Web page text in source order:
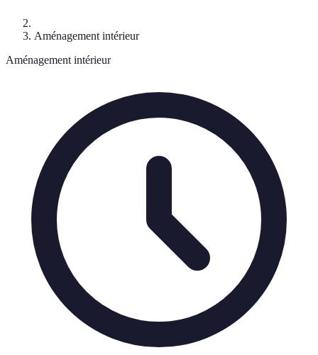
Aménagement intérieur
Aménagement intérieur